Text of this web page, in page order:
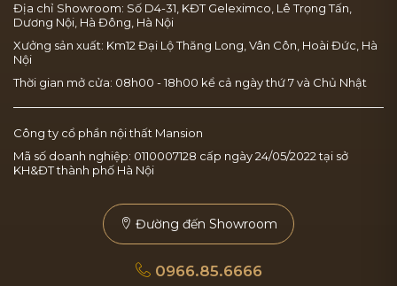
Địa chỉ Showroom: Số D4-31, KĐT Geleximco, Lê Trọng Tấn,
Dương Nội, Hà Đông, Hà Nội
Xưởng sản xuất: Km12 Đại Lộ Thăng Long, Vân Côn, Hoài Đức, Hà
Nội
Thời gian mở cửa: 08h00 - 18h00 kể cả ngày thứ 7 và Chủ Nhật
Công ty cổ phần nội thất Mansion
Mã số doanh nghiệp: 0110007128 cấp ngày 24/05/2022 tại sở
KH&ĐT thành phố Hà Nội
Đường đến Showroom
0966.85.6666